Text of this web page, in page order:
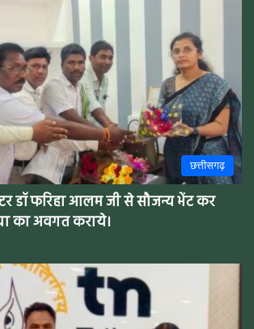
छत्तीसगढ़
डॉ फरिहा आलम जी से सौजन्य भेंट कर
का अवगत कराये।